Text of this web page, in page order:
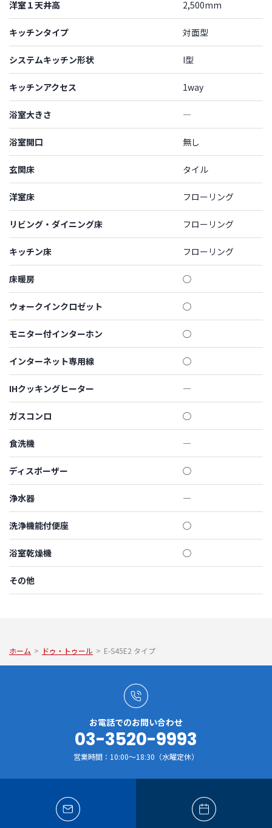
洋室１天井高 2,500mm
キッチンタイプ 対面型
システムキッチン形状 I型
キッチンアクセス 1way
浴室大きさ ―
浴室開口 無し
玄関床 タイル
洋室床 フローリング
リビング・ダイニング床 フローリング
キッチン床 フローリング
床暖房 ◯
ウォークインクロゼット ◯
モニター付インターホン ◯
インターネット専用線 ◯
IHクッキングヒーター ―
ガスコンロ ◯
食洗機 ―
ディスポーザー ◯
浄水器 ―
洗浄機能付便座 ◯
浴室乾燥機 ◯
その他
ホーム > ドゥ・トゥール > E-S45E2 タイプ
お電話でのお問い合わせ
03-3520-9993
営業時間：10:00～18:30（水曜定休）